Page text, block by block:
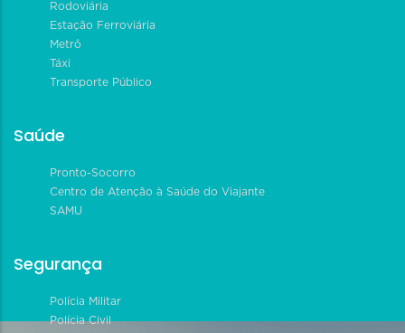
Rodoviária
Estação Ferroviária
Metrô
Táxi
Transporte Público
Saúde
Pronto-Socorro
Centro de Atenção à Saúde do Viajante
SAMU
Segurança
Polícia Militar
Polícia Civil